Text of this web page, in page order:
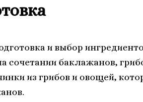
и выбор
сочетании баклажанов,
из грибов и овощей,